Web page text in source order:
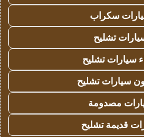
سكراب
تشليح
سيارات تشليح
سيارات تشليح
مصدومة
قديمة تشليح